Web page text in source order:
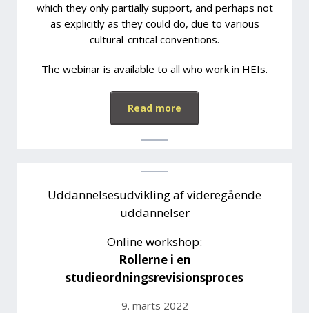
which they only partially support, and perhaps not
as explicitly as they could do, due to various
cultural-critical conventions.
The webinar is available to all who work in HEIs.
Read more
Uddannelsesudvikling af videregående
uddannelser
Online workshop:
Rollerne i en
studieordningsrevisionsproces
9. marts 2022